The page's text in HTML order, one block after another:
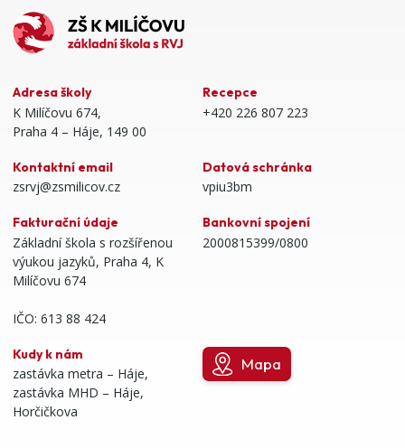
Adresa školy
K Milíčovu 674,
Praha 4 – Háje, 149 00
Recepce
+420 226 807 223
Kontaktní email
zsrvj@zsmilicov.cz
Datová schránka
vpiu3bm
Fakturační údaje
Základní škola s rozšířenou
výukou jazyků, Praha 4, K
Milíčovu 674
IČO: 613 88 424
Bankovní spojení
2000815399/0800
Kudy k nám
zastávka metra – Háje,
zastávka MHD – Háje,
Horčičkova
Mapa